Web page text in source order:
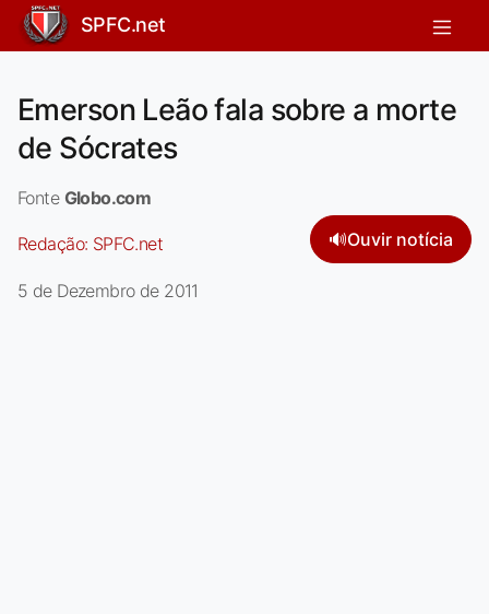
SPFC.net
Emerson Leão fala sobre a morte
de Sócrates
Fonte Globo.com
Redação: SPFC.net 🔊Ouvir notícia
5 de Dezembro de 2011